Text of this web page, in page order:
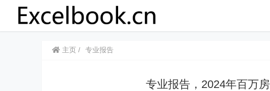
主页 专业报告
专业报告，2024年百万